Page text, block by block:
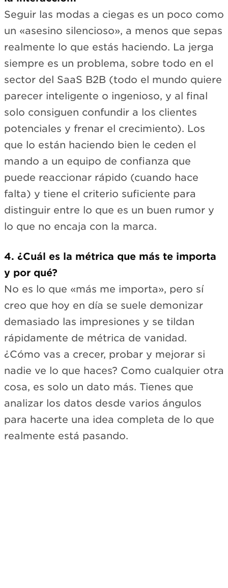
Seguir las modas a ciegas es un poco como
un «asesino silencioso», a menos que sepas
realmente lo que estás haciendo. La jerga
siempre es un problema, sobre todo en el
sector del SaaS B2B (todo el mundo quiere
parecer inteligente o ingenioso, y al final
solo consiguen confundir a los clientes
potenciales y frenar el crecimiento). Los
que lo están haciendo bien le ceden el
mando a un equipo de confianza que
puede reaccionar rápido (cuando hace
falta) y tiene el criterio suficiente para
distinguir entre lo que es un buen rumor y
lo que no encaja con la marca.
4. ¿Cuál es la métrica que más te importa
y por qué?
No es lo que «más me importa», pero sí
creo que hoy en día se suele demonizar
demasiado las impresiones y se tildan
rápidamente de métrica de vanidad.
¿Cómo vas a crecer, probar y mejorar si
nadie ve lo que haces? Como cualquier otra
cosa, es solo un dato más. Tienes que
analizar los datos desde varios ángulos
para hacerte una idea completa de lo que
realmente está pasando.